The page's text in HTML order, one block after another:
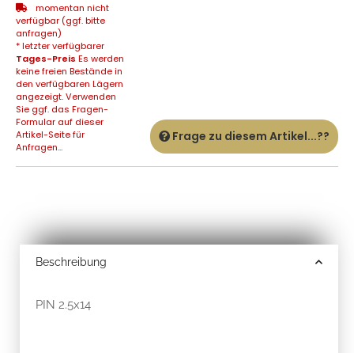
momentan nicht
verfügbar (ggf. bitte
anfragen)
* letzter verfügbarer
Tages-Preis Es werden
keine freien Bestände in
den verfügbaren Lägern
angezeigt. Verwenden
Sie ggf. das Fragen-
Formular auf dieser
Artikel-Seite für
Anfragen...
Frage zu diesem Artikel...??
Beschreibung
PIN 2.5x14